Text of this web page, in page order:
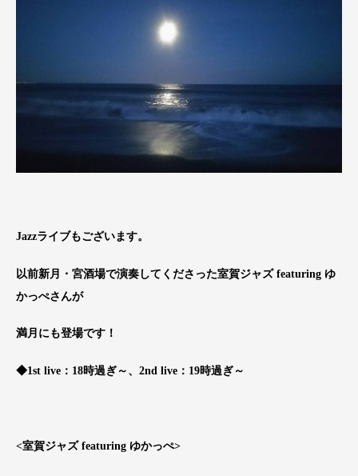
Jazzライブもございます。
以前新月・宮酒場で演奏してくださった室賀ジャズ featuring ゆ
かっぺさんが
満月にも登場です！
◆1st live：18時過ぎ～、2nd live：19時過ぎ～
<室賀ジャズ featuring ゆかっぺ>